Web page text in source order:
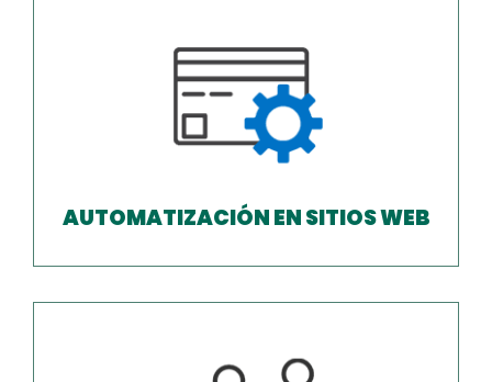
AUTOMATIZACIÓN EN SITIOS WEB